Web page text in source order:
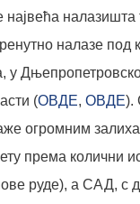
налазишта
налазе под
у
(ОВДЕ, ОВДЕ).
огромним
према колични
руде), а САД, с